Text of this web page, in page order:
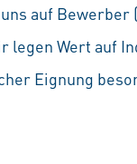
auf Bewerber
legen Wert auf
Eignung